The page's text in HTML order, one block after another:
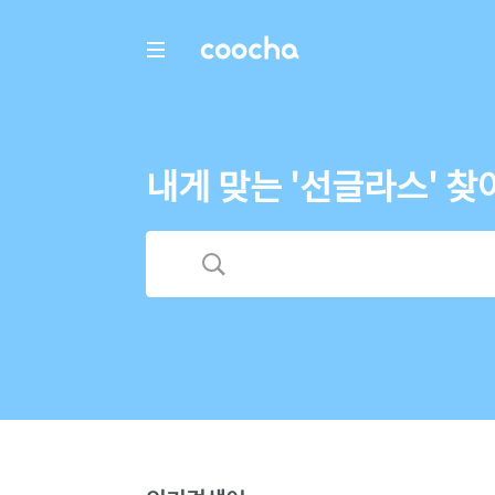
COOCHA
내게 맞는 '선글라스' 찾